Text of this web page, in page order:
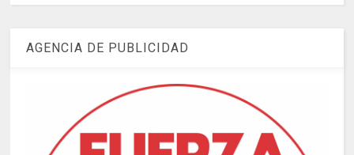
AGENCIA DE PUBLICIDAD